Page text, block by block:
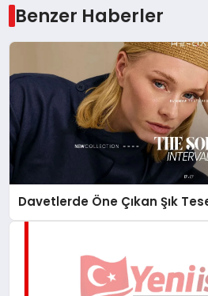
Benzer Haberler
Davetlerde Öne Çıkan Şık